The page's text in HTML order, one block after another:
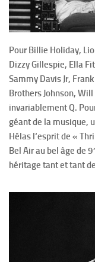
Pour Billie Holiday,
Dizzy Gillespie, Ella
Sammy Davis Jr,
Brothers Johnson,
invariablement Q.
géant de la musique,
Hélas l‘esprit de «
Bel Air au bel âge de
héritage tant et tant